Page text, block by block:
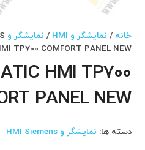
خانه / نمایشگر و HMI / نمایشگر و HMI Siemens
TP700 COMFORT PANEL NEW
HMI TP700
PANEL NEW
دسته ها: نمایشگر و HMI Siemens